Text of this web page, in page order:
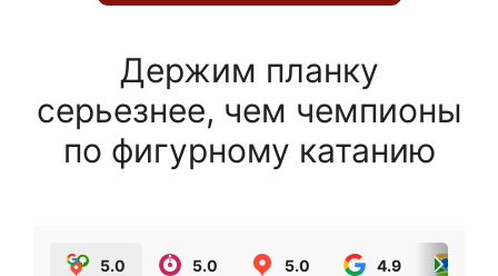
Держим планку
серьезнее, чем чемпионы
по фигурному катанию
5.0 5.0 5.0 4.9